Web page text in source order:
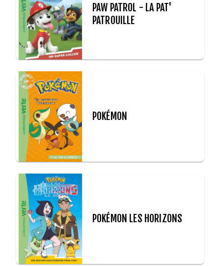
PAW PATROL - LA PAT'
PATROUILLE
POKÉMON
POKÉMON LES HORIZONS